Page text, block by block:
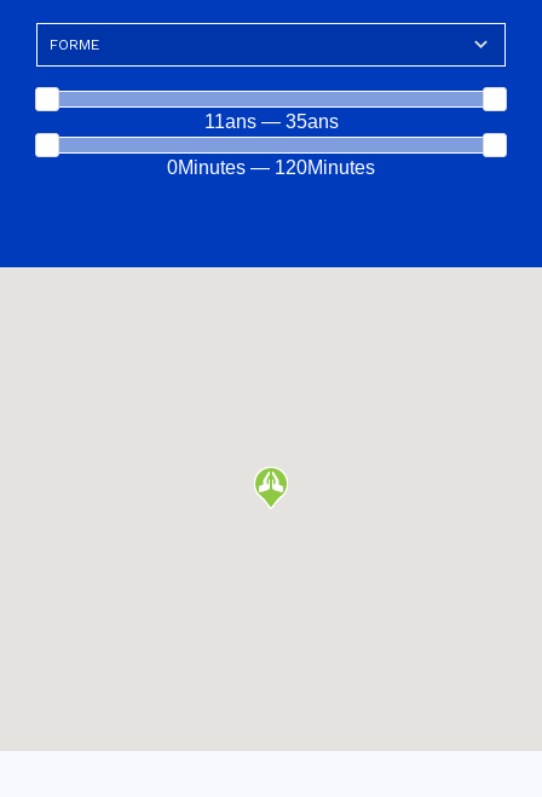
11ans — 35ans
0Minutes — 120Minutes